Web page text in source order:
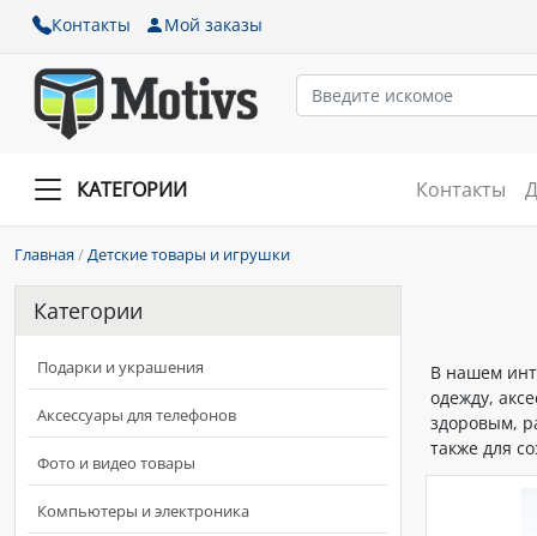
Контакты Мой заказы
КАТЕГОРИИ Контакты
Главная/ Детские товары и игрушки
Категории
Подарки и украшения
Аксессуары для телефонов
Фото и видео товары
Компьютеры и электроника
В нашем
одежду,
здоровым,
также для